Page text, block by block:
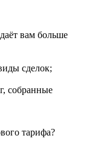
вам больше
сделок;
собранные
тарифа?